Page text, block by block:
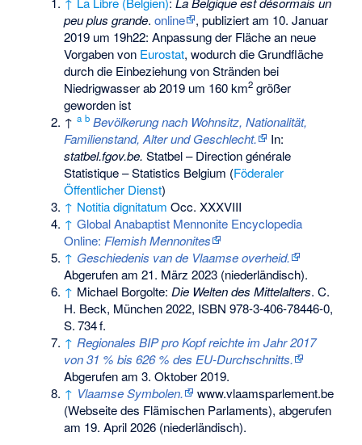
peu plus grande.online
, publiziert am 10. Januar
2019 um 19h22: Anpassung der Fläche an neue
Vorgaben von Eurostat, wodurch die Grundfläche
durch die Einbeziehung von Stränden bei
Niedrigwasser ab 2019 um 160 km2 größer
geworden ist
↑a b Bevölkerung nach Wohnsitz, Nationalität,
Familienstand, Alter und Geschlecht.
In:
statbel.fgov.be. Statbel – Direction générale
Statistique – Statistics Belgium (Föderaler
Öffentlicher Dienst)
↑ Notitia dignitatum Occ. XXXVIII
↑ Global Anabaptist Mennonite Encyclopedia
Online: Flemish Mennonites
↑ Geschiedenis van de Vlaamse overheid.
Abgerufen am 21. März 2023 (niederländisch).
↑ Michael Borgolte:Die Welten des Mittelalters. C.
H. Beck, München 2022, ISBN 978-3-406-78446-0,
S.734f.
↑ Regionales BIP pro Kopf reichte im Jahr 2017
von 31 % bis 626 % des EU-Durchschnitts.
Abgerufen am 3. Oktober 2019.
↑ Vlaamse Symbolen.
www.vlaamsparlement.be
(Webseite des Flämischen Parlaments), abgerufen
am 19. April 2026 (niederländisch).